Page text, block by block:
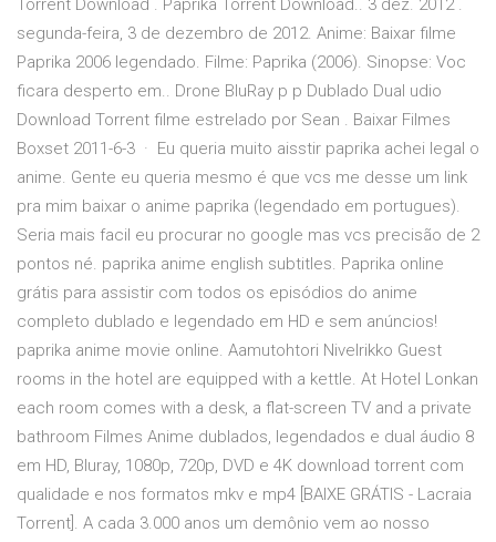
Torrent Download . Paprika Torrent Download.. 3 dez. 2012 .
segunda-feira, 3 de dezembro de 2012. Anime: Baixar filme
Paprika 2006 legendado. Filme: Paprika (2006). Sinopse: Voc
ficara desperto em.. Drone BluRay p p Dublado Dual udio
Download Torrent filme estrelado por Sean . Baixar Filmes
Boxset 2011-6-3 · Eu queria muito aisstir paprika achei legal o
anime. Gente eu queria mesmo é que vcs me desse um link
pra mim baixar o anime paprika (legendado em portugues).
Seria mais facil eu procurar no google mas vcs precisão de 2
pontos né. paprika anime english subtitles. Paprika online
grátis para assistir com todos os episódios do anime
completo dublado e legendado em HD e sem anúncios!
paprika anime movie online. Aamutohtori Nivelrikko Guest
rooms in the hotel are equipped with a kettle. At Hotel Lonkan
each room comes with a desk, a flat-screen TV and a private
bathroom Filmes Anime dublados, legendados e dual áudio 8
em HD, Bluray, 1080p, 720p, DVD e 4K download torrent com
qualidade e nos formatos mkv e mp4 [BAIXE GRÁTIS - Lacraia
Torrent]. A cada 3.000 anos um demônio vem ao nosso